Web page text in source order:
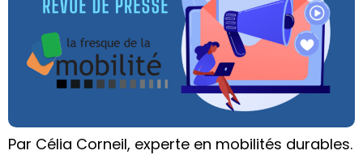
Par Célia Corneil, experte en mobilités durables.